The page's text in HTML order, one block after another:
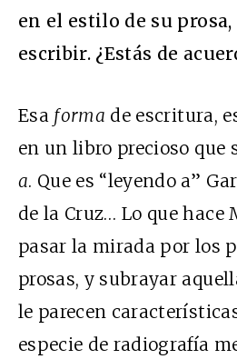
en el estilo de su
escribir. ¿Estás de
Esa forma de escritura,
en un libro precioso que
a. Que es “leyendo a”
de la Cruz… Lo que hace
pasar la mirada por los
prosas, y subrayar
le parecen
especie de radiografía